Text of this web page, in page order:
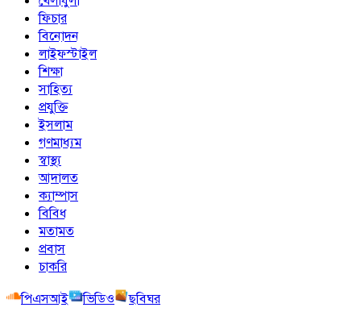
ফিচার
বিনোদন
লাইফস্টাইল
শিক্ষা
সাহিত্য
প্রযুক্তি
ইসলাম
গণমাধ্যম
স্বাস্থ্য
আদালত
ক্যাম্পাস
বিবিধ
মতামত
প্রবাস
চাকরি
পিএসআই
ভিডিও
ছবিঘর